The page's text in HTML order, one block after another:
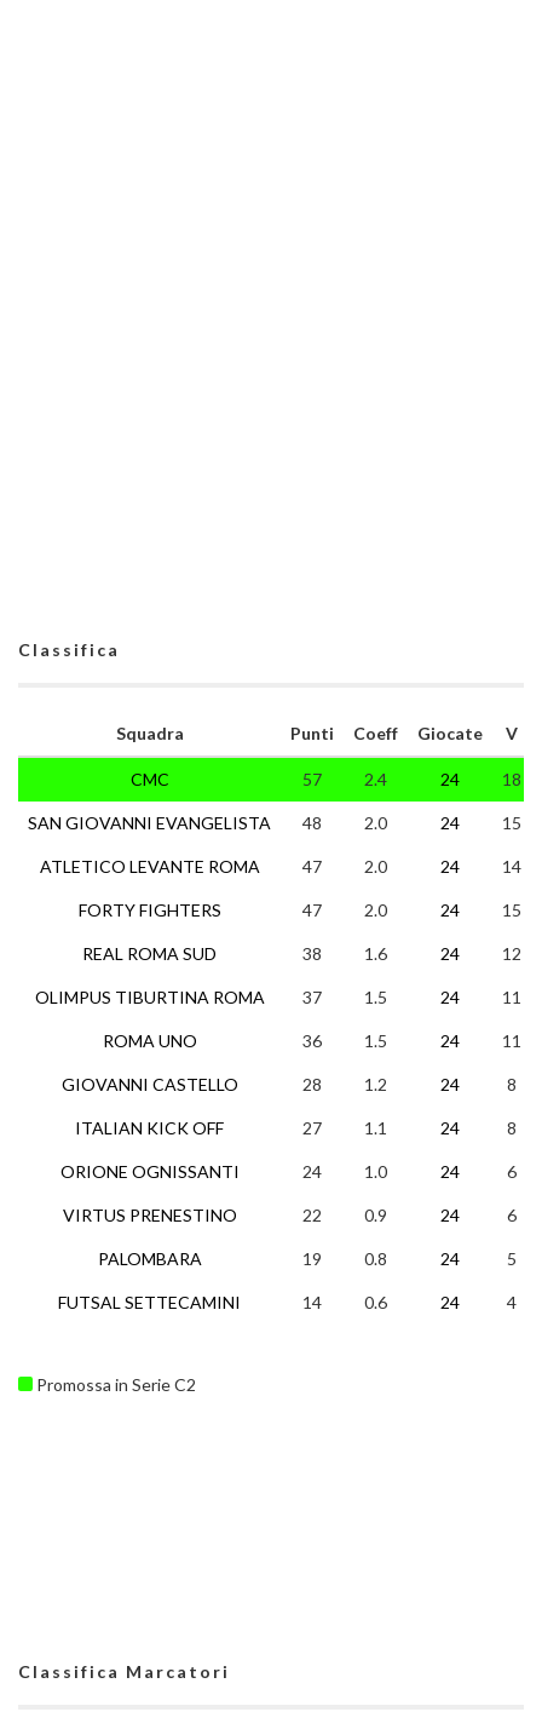
Classifica
Squadra
CMC
SAN GIOVANNI EVANGELISTA
ATLETICO LEVANTE ROMA
FORTY FIGHTERS
REAL ROMA SUD
OLIMPUS TIBURTINA ROMA
ROMA UNO
GIOVANNI CASTELLO
ITALIAN KICK OFF
ORIONE OGNISSANTI
VIRTUS PRENESTINO
PALOMBARA
FUTSAL SETTECAMINI
Punti Coeff Giocate V
57 2.4 24 18
48 2.0 24 15
47 2.0 24 14
47 2.0 24 15
38 1.6 24 12
37 1.5 24 11
36 1.5 24 11
28 1.2 24 8
27 1.1 24 8
24 1.0 24 6
22 0.9 24 6
19 0.8 24 5
14 0.6 24 4
Promossa in Serie C2
Classifica Marcatori